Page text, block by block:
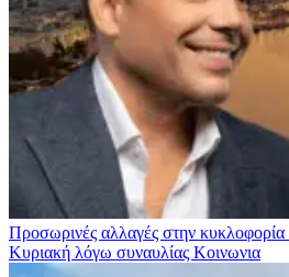
Προσωρινές αλλαγές στην κυκλοφορία
Κυριακή λόγω συναυλίας Κοινωνια